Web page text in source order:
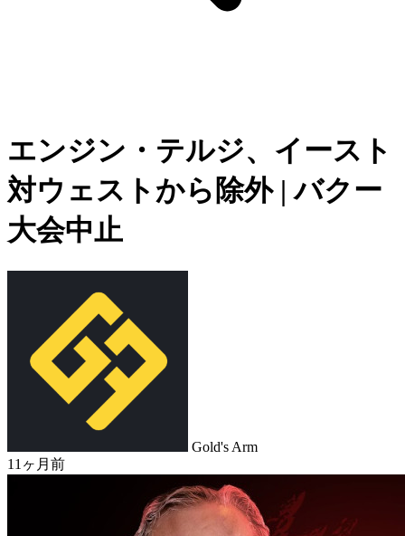
エンジン・テルジ、イースト
対ウェストから除外 | バクー
大会中止
Gold's Arm
11ヶ月前